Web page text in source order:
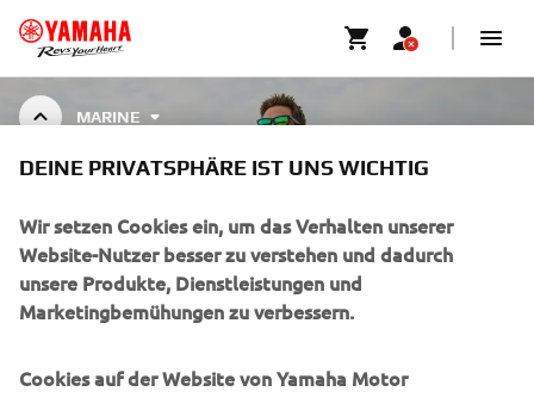
MARINE
MARINE
DEINE PRIVATSPHÄRE IST UNS WICHTIG
Wir setzen Cookies ein, um das Verhalten unserer
Website-Nutzer besser zu verstehen und dadurch
unsere Produkte, Dienstleistungen und
Marketingbemühungen zu verbessern.
Cookies auf der Website von Yamaha Motor